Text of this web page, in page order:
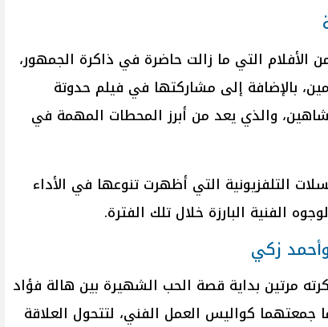
الأفلام التي ما زالت حاضرة في ذاكرة الجمهور،
بالإضافة إلى مشاركتها في فيلم حدوتة
والذي يعد من أبرز المحطات المهمة في
التلفزيونية التي أظهرت تنوعها في الأداء
الفنية البارزة خلال تلك الفترة.
زكي
مرتين بداية قصة الحب الشهيرة بين هالة فؤاد
جمعتهما كواليس العمل الفني، لتتحول العلاقة